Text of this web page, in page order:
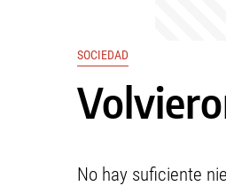
SOCIEDAD
No hay suficiente